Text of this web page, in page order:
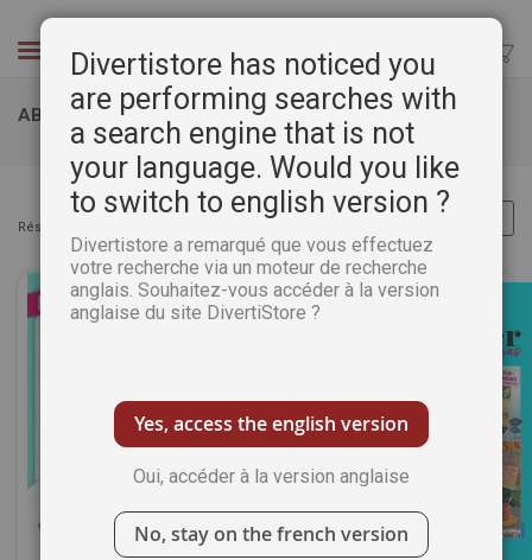
Chercher
ABONNEMENTS DIY
Résultats :
Divertistore has noticed you
are performing searches with
a search engine that is not
your language. Would you like
to switch to english version ?
Divertistore a remarqué que vous effectuez
votre recherche via un moteur de recherche
anglais. Souhaitez-vous accéder à la version
anglaise du site DivertiStore ?
Yes, access the english version
Oui, accéder à la version anglaise
No, stay on the french version